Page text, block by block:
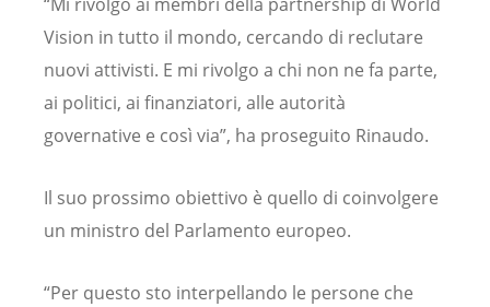
Vision in tutto il mondo, cercando di reclutare
nuovi attivisti. E mi rivolgo a chi non ne fa parte,
ai politici, ai finanziatori, alle autorità
governative e così via”, ha proseguito Rinaudo.
Il suo prossimo obiettivo è quello di coinvolgere
un ministro del Parlamento europeo.
“Per questo sto interpellando le persone che